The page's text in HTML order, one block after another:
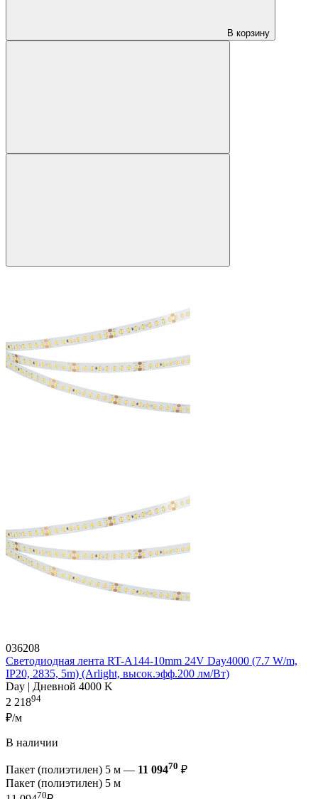
В корзину
036208
Светодиодная лента RT-A144-10mm 24V Day4000 (7.7 W/m,
IP20, 2835, 5m) (Arlight, высок.эфф.200 лм/Вт)
Day | Дневной 4000 K
2 21894
₽/м
В наличии
Пакет (полиэтилен) 5 м — 11 09470 ₽
Пакет (полиэтилен) 5 м
70